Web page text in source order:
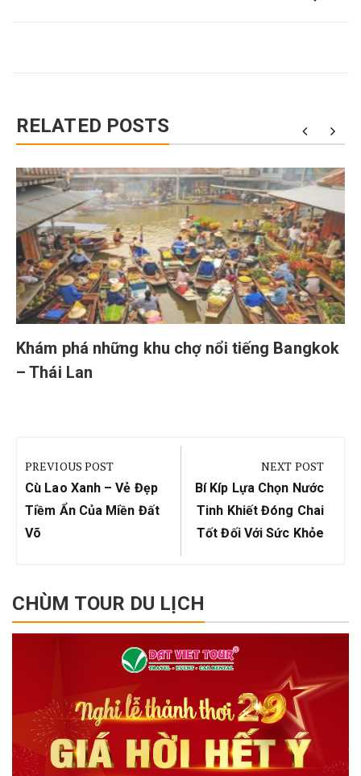
RELATED POSTS
Khám phá những khu chợ nổi tiếng Bangkok
– Thái Lan
hướng
bài
viết
PREVIOUS POST
Previous
Post:
Cù Lao Xanh – Vẻ Đẹp
Tiềm Ẩn Của Miền Đất
Võ
NEXT POST
Next
Post:
Bí Kíp Lựa Chọn Nước
Tinh Khiết Đóng Chai
Tốt Đối Với Sức Khỏe
CHÙM TOUR DU LỊCH